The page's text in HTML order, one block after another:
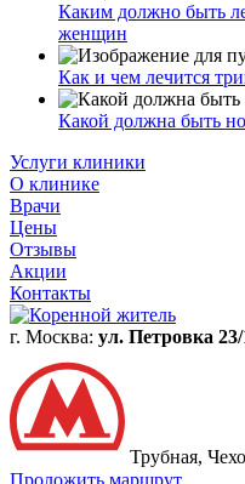
Каким должно быть
женщин
Как и чем лечится
Какой должна быть
Услуги клиники
О клинике
Врачи
Цены
Отзывы
Акции
Контакты
г. Москва: ул. Петровка 23/
Трубная,
Проложить маршрут